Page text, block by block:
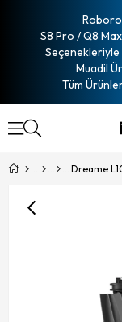
S8 Pro / Q8
Muadil
Tüm